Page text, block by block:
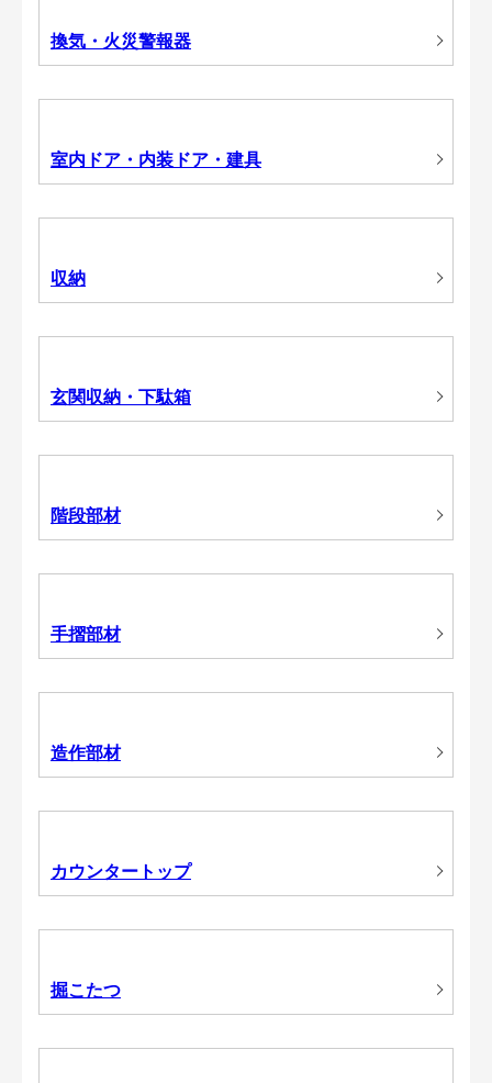
換気・火災警報器
室内ドア・内装ドア・建具
収納
玄関収納・下駄箱
階段部材
手摺部材
造作部材
カウンタートップ
掘こたつ